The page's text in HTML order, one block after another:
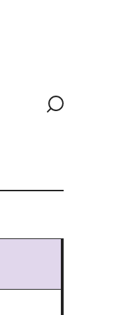
Siirry